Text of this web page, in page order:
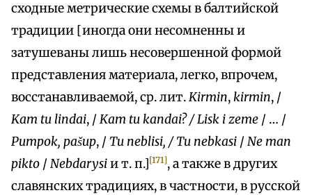
сходные метрические схемы в балтийской
традиции [иногда они несомненны и
затушеваны лишь несовершенной формой
представления материала, легко, впрочем,
восстанавливаемой, ср. лит.Kirmin,kirmin, /
Kam tu lindai, /Kam tu kandai? / Lisk i zeme / … /
Pumpok, pašup, / Tu neblisi, / Tu nebkasi /Ne man
pikto /Nebdarysiи т. п.][171], а также в других
славянских традициях, в частности, в русской